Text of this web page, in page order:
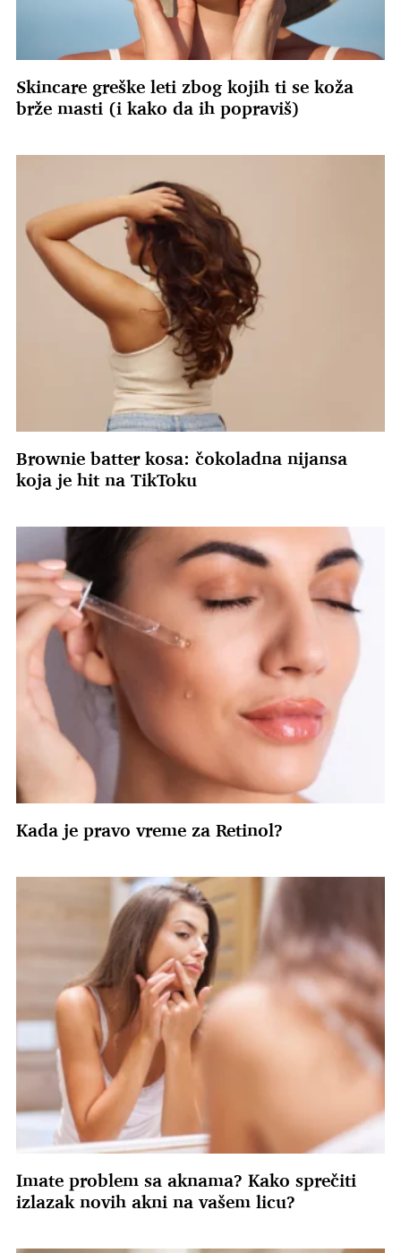
Skincare greške leti zbog kojih ti se koža
brže masti (i kako da ih popraviš)
Brownie batter kosa: čokoladna nijansa
koja je hit na TikToku
Kada je pravo vreme za Retinol?
Imate problem sa aknama? Kako sprečiti
izlazak novih akni na vašem licu?